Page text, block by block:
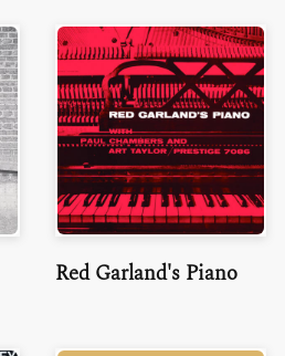
Red Garland's Piano